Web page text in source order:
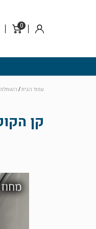
0
סל
התחבר
עמוד הבית/
קן